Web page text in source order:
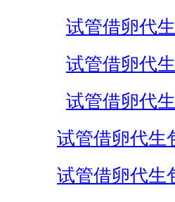
试管借卵代
试管借卵代
试管借卵代
试管借卵代生
试管借卵代生